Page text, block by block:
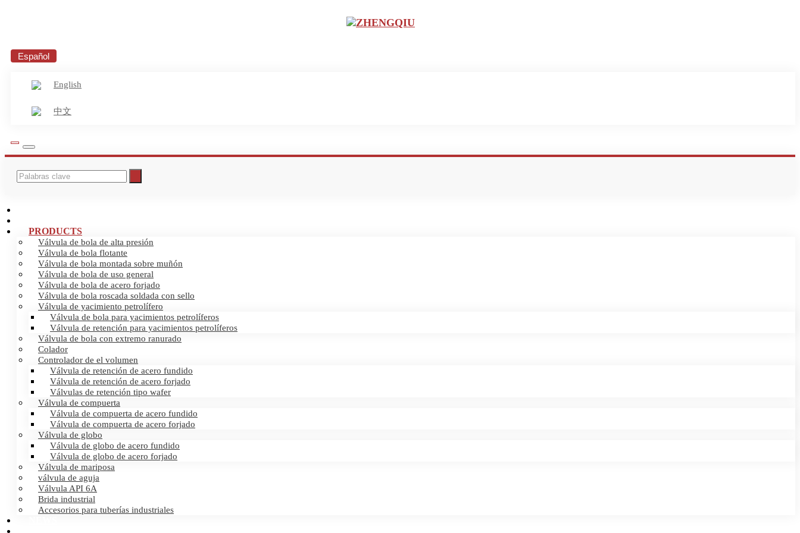
Español
English
中文
PRODUCTS
Válvula de bola de alta presión
Válvula de bola flotante
Válvula de bola montada sobre muñón
Válvula de bola de uso general
Válvula de bola de acero forjado
Válvula de bola roscada soldada con sello
Válvula de yacimiento petrolífero
Válvula de bola para yacimientos petrolíferos
Válvula de retención para yacimientos petrolíferos
Válvula de bola con extremo ranurado
Colador
Controlador de el volumen
Válvula de retención de acero fundido
Válvula de retención de acero forjado
Válvulas de retención tipo wafer
Válvula de compuerta
Válvula de compuerta de acero fundido
Válvula de compuerta de acero forjado
Válvula de globo
Válvula de globo de acero fundido
Válvula de globo de acero forjado
Válvula de mariposa
válvula de aguja
Válvula API 6A
Brida industrial
Accesorios para tuberías industriales